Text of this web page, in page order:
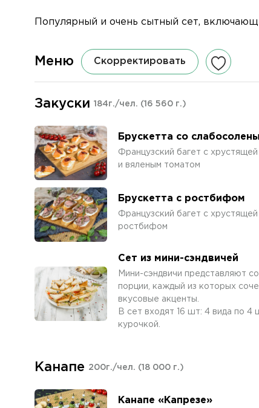
Популярный и очень сытный сет,
Меню Скорректировать
Закуски 184г./чел. (16 560 г.)
Брускетта со
Французский багет с
и вяленым томатом
Брускетта с ростбифом
Французский багет с
ростбифом
Сет из мини-сэндвичей
Мини-сэндвичи представляют
порции, каждый из которых
вкусовые акценты.
В сет входят 16 шт: 4 вида по 4
курочкой.
Канапе 200г./чел. (18 000 г.)
Канапе «Капрезе»